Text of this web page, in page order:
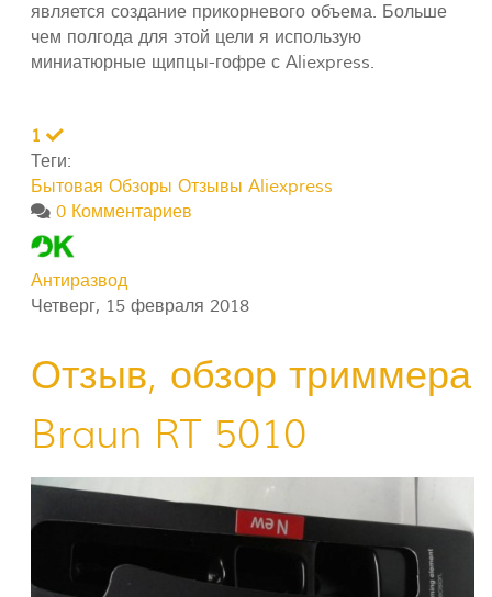
является создание прикорневого объема. Больше
чем полгода для этой цели я использую
миниатюрные щипцы-гофре с Aliexpress.
1
Теги:
Бытовая Обзоры Отзывы Aliexpress
0 Комментариев
Антиразвод
Четверг, 15 февраля 2018
Отзыв, обзор триммера
Braun RT 5010